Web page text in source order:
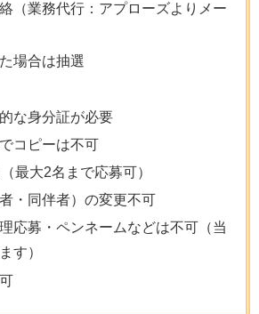
（業務代行：アプローズよりメー
場合は抽選
な身分証が必要
コピーは不可
最大2名まで応募可）
・同伴者）の変更不可
応募・ペンネームなどは不可（当
す）